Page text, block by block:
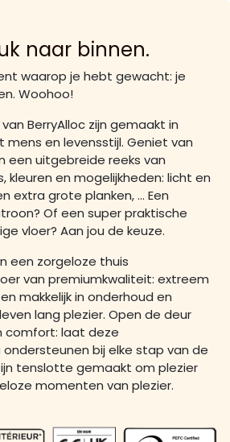
naar binnen.
waarop je hebt gewacht: je
Woohoo!
BerryAlloc zijn gemaakt in
mens en levensstijl. Geniet van
een uitgebreide reeks van
kleuren en mogelijkheden: licht en
extra grote planken, … Een
Of een super praktische
vloer? Aan jou de keuze.
een zorgeloze thuis
van premiumkwaliteit: extreem
makkelijk in onderhoud en
lang plezier. Open de deur
comfort: laat deze
bij elke stap van de
tenslotte gemaakt om plezier
momenten van plezier.